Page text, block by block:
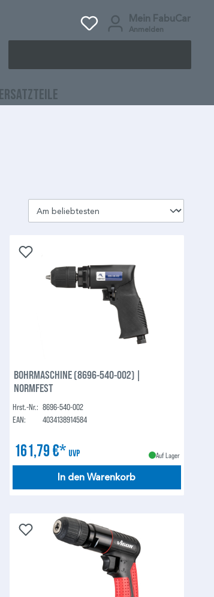
Mein FabuCar
Anmelden
BOHRMASCHINE (8696-540-002) |
NORMFEST
Hrst.-Nr.: 8696-540-002
EAN:
4034138914584
161,79 €* UVP Auf Lager
In den Warenkorb